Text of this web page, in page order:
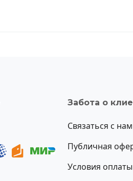
Забота о
Связаться с
Публичная
Условия оплаты